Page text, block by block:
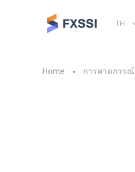
TH
Home การคาดการณ์